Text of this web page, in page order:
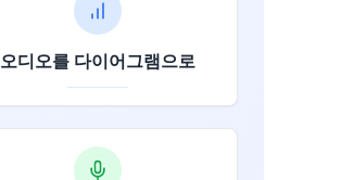
오디오를 다이어그램으로